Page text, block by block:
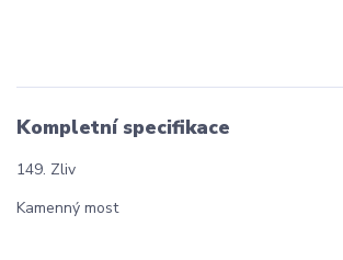
Kompletní specifikace
149. Zliv
Kamenný most